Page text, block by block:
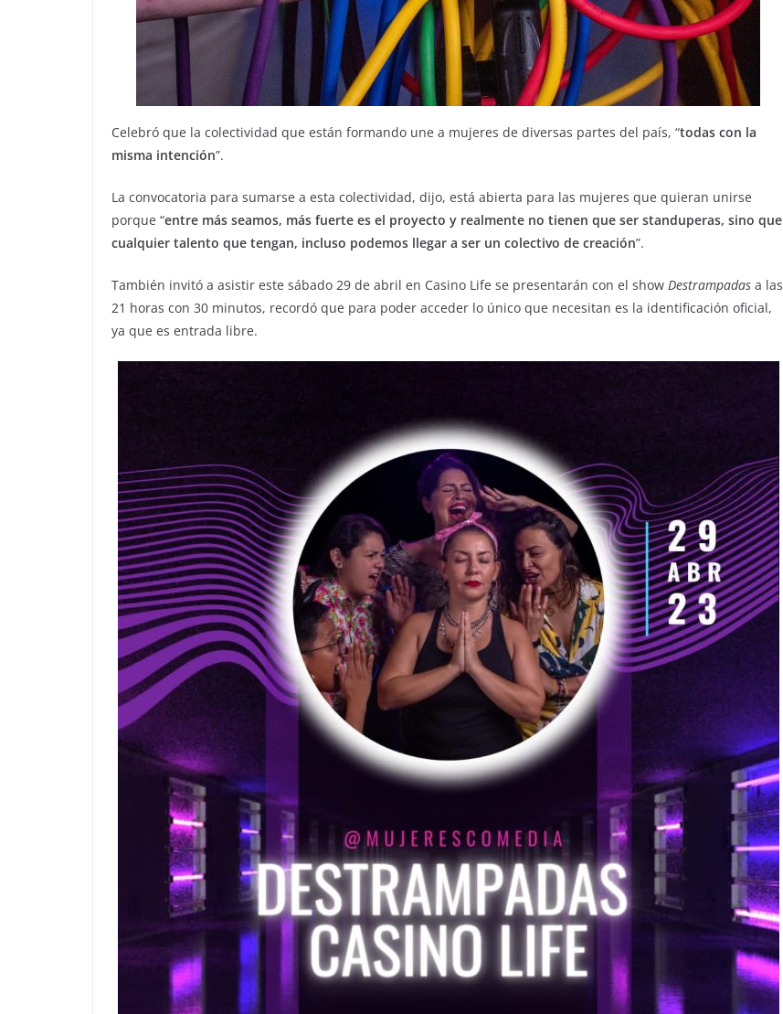
Celebró que la colectividad que están formando une a mujeres de diversas partes del país, “todas con la
misma intención”.
La convocatoria para sumarse a esta colectividad, dijo, está abierta para las mujeres que quieran unirse
porque “entre más seamos, más fuerte es el proyecto y realmente no tienen que ser standuperas, sino que
cualquier talento que tengan, incluso podemos llegar a ser un colectivo de creación”.
También invitó a asistir este sábado 29 de abril en Casino Life se presentarán con el show Destrampadas a las
21 horas con 30 minutos, recordó que para poder acceder lo único que necesitan es la identificación oficial,
ya que es entrada libre.